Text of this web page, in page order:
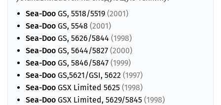
Sea-Doo GS, 5518/5519 (2001)
Sea-Doo GS, 5548 (2001)
Sea-Doo GS, 5626/5844 (1998)
Sea-Doo GS, 5644/5827 (2000)
Sea-Doo GS, 5846/5847 (1999)
Sea-Doo GS,5621/GSI, 5622 (1997)
Sea-Doo GSX Limited 5625 (1998)
Sea-Doo GSX Limited, 5629/5845 (1998)